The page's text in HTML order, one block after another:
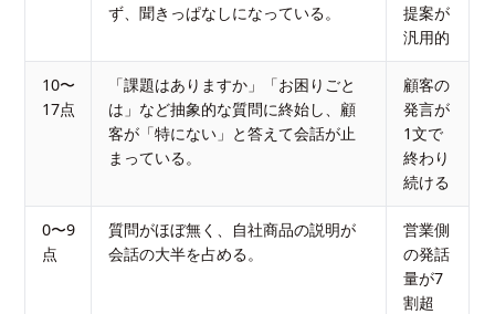
ず、聞きっぱなしになっている。
提案が
汎用的
10〜
17点
「課題はありますか」「お困りごと
は」など抽象的な質問に終始し、顧
客が「特にない」と答えて会話が止
まっている。
顧客の
発言が
1文で
終わり
続ける
0〜9
点
質問がほぼ無く、自社商品の説明が
会話の大半を占める。
営業側
の発話
量が7
割超